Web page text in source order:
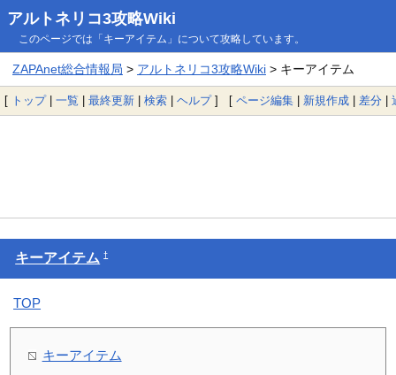
アルトネリコ3攻略Wiki
このページでは「キーアイテム」について攻略しています。
ZAPAnet総合情報局 > アルトネリコ3攻略Wiki> キーアイテム
[ トップ| 一覧 | 最終更新 | 検索 | ヘルプ] [ ページ編集 | 新規作成 | 差分 |
キーアイテム †
TOP
キーアイテム